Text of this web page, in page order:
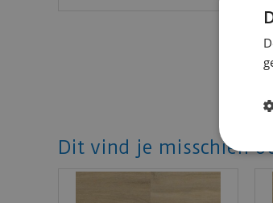
Dit vind je misschien